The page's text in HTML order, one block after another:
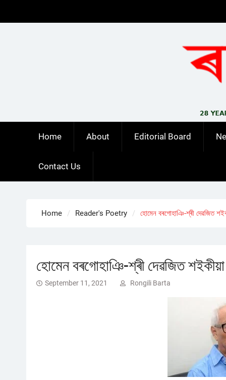
Home About Editorial Board
Contact Us
Home Reader's Poetry হোমেন বৰগোহাঞি-শ্ৰী দেৱজিত
হোমেন বৰগোহাঞি-শ্ৰী দেৱজিত শইকীয়া
September 11, 2021 Rongili Barta